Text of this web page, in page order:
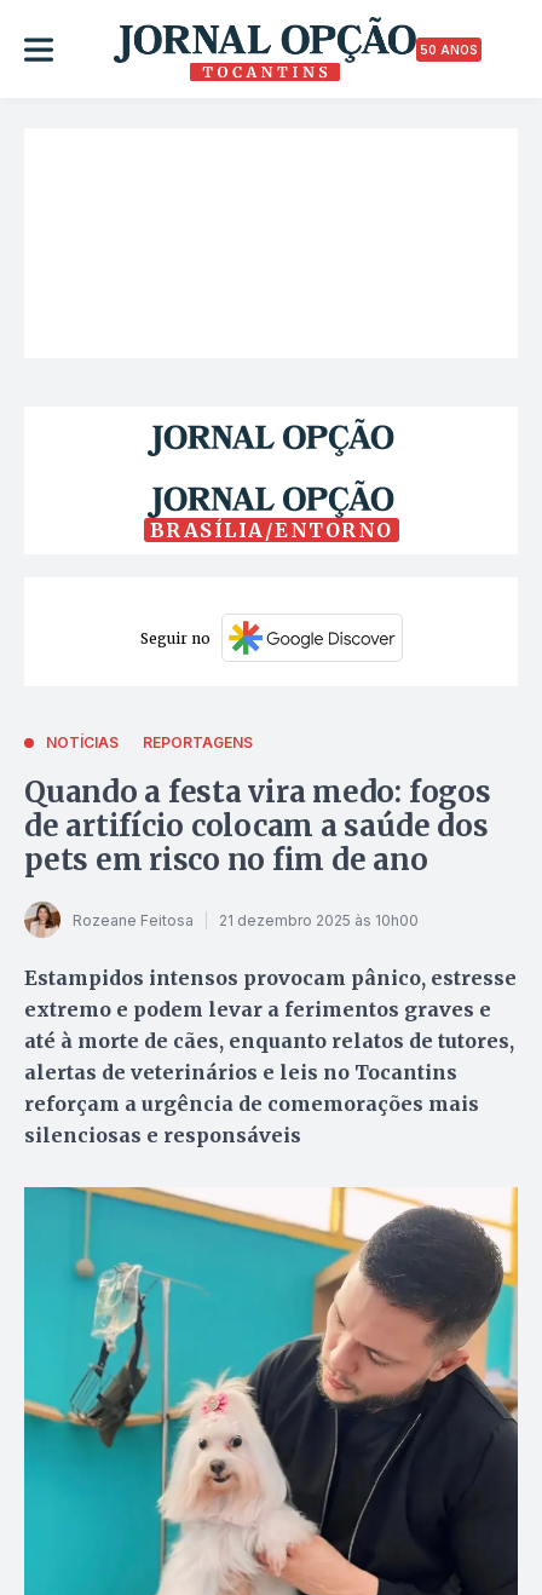
50 ANOS
BRASÍLIA/ENTORNO
Seguir no
NOTÍCIAS REPORTAGENS
Quando a festa vira medo: fogos
de artifício colocam a saúde dos
pets em risco no fim de ano
Rozeane Feitosa 21 dezembro 2025 às 10h00
Estampidos intensos provocam pânico, estresse
extremo e podem levar a ferimentos graves e
até à morte de cães, enquanto relatos de tutores,
alertas de veterinários e leis no Tocantins
reforçam a urgência de comemorações mais
silenciosas e responsáveis